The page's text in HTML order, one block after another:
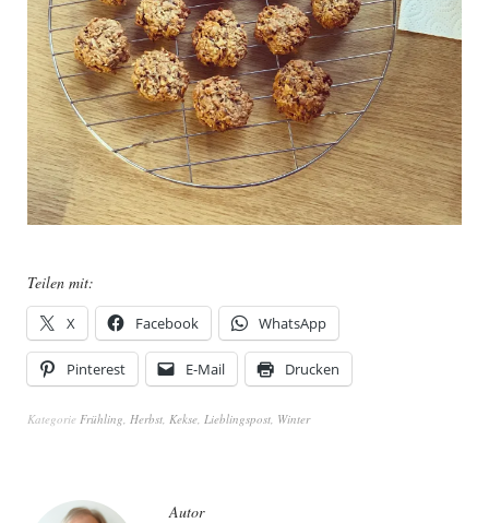
Teilen mit:
X Facebook WhatsApp
Pinterest E-Mail Drucken
Kategorie Frühling, Herbst, Kekse, Lieblingspost, Winter
Autor